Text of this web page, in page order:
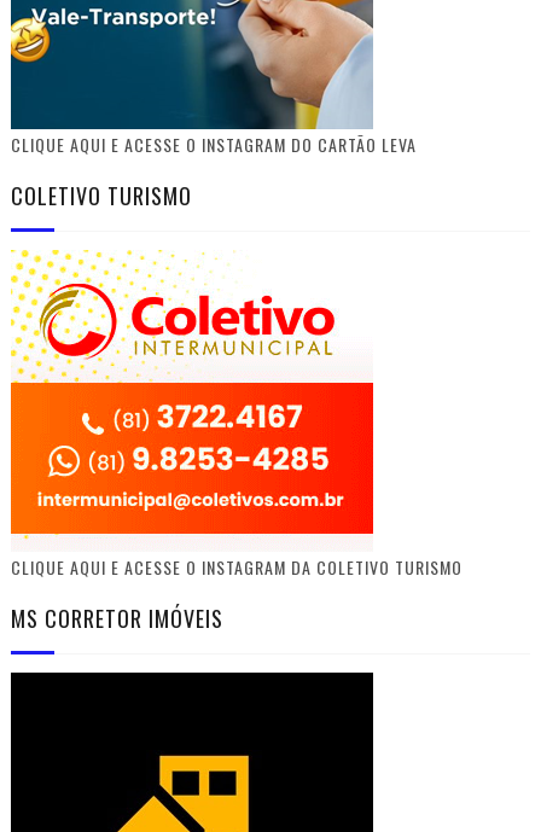
CLIQUE AQUI E ACESSE O INSTAGRAM DO CARTÃO LEVA
COLETIVO TURISMO
CLIQUE AQUI E ACESSE O INSTAGRAM DA COLETIVO TURISMO
MS CORRETOR IMÓVEIS